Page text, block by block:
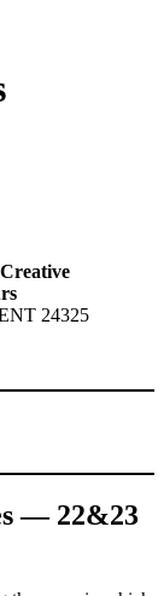
24325
— 22&23